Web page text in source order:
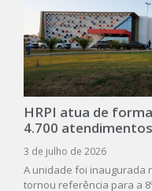
HRPI atua de
4.700
3 de julho de 2026
A unidade foi inaugurada
tornou referência para a